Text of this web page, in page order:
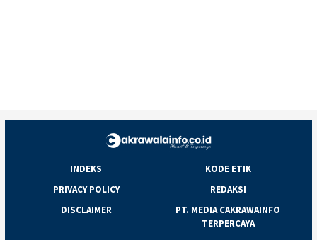
INDEKS
KODE ETIK
PRIVACY POLICY
REDAKSI
DISCLAIMER
PT. MEDIA CAKRAWAINFO
TERPERCAYA